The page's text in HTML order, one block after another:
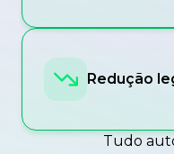
Redução
Tudo